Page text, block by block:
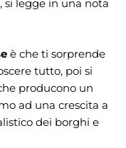
si legge in una nota
è che ti sorprende
tutto, poi si
producono un
ad una crescita a
dei borghi e